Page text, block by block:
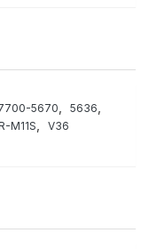
5670 5636
M11S V36